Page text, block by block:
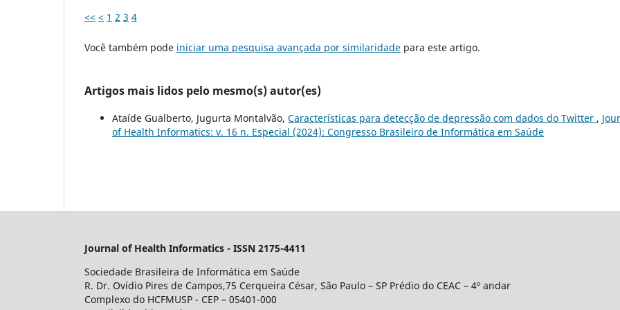
<< < 1 2 3 4
Você também pode iniciar uma pesquisa avançada por similaridade para este artigo.
Artigos mais lidos pelo mesmo(s) autor(es)
Ataíde Gualberto, Jugurta Montalvão, Características para detecção de depressão com dados do Twitter ,
of Health Informatics: v. 16 n. Especial (2024): Congresso Brasileiro de Informática em Saúde
Journal of Health Informatics - ISSN 2175-4411
Sociedade Brasileira de Informática em Saúde
R. Dr. Ovídio Pires de Campos,75 Cerqueira César, São Paulo – SP Prédio do CEAC – 4º andar
Complexo do HCFMUSP - CEP – 05401-000